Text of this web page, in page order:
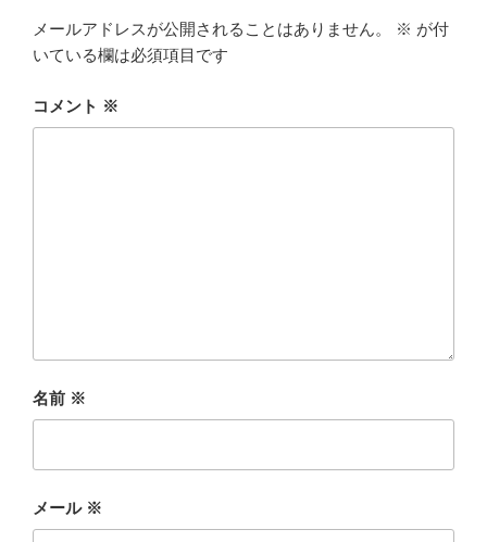
メールアドレスが公開されることはありません。 ※ が付
いている欄は必須項目です
コメント ※
名前 ※
メール ※